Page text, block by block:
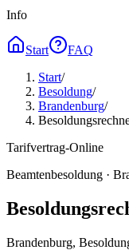
Info
Start
FAQ
Start/
Besoldung/
Brandenburg/
Tarifvertrag-Online
Beamtenbesoldung ·
Brandenburg,